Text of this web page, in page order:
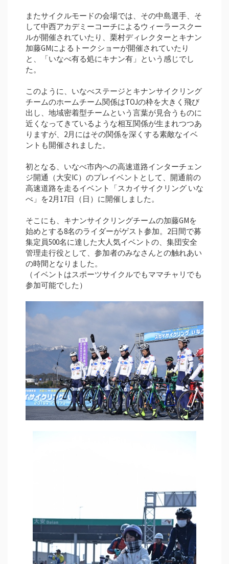
またサイクルモードの会場では、その中島選手、そ
して中西アカデミーコーチによるウィーラースクー
ルが開催されていたり、栗村ディレクターとキナン
加藤GMによるトークショーが開催されていたり
と、「いなべ有る処にキナン有」という感じでし
た。
このように、いなべステージとキナンサイクリング
チームのホームチーム関係はTOJの枠を大きく飛び
出し、地域密着型チームという言葉が見合うものに
近くなってきているような相互関係が生まれつつあ
りますが、2月にはその関係を深くする素敵なイベ
ントも開催されました。
初となる、いなべ市内への高速道路インターチェン
ジ開通（大安IC）のプレイベントとして、開通前の
高速道路を走るイベント「スカイサイクリング いな
べ」を2月17日（日）に開催しました。
そこにも、キナンサイクリングチームの加藤GMを
始めとする8名のライダーがゲスト参加。2日間で募
集定員500名に達した大人気イベントの、集団安全
管理走行役として、参加者のみなさんとの触れあい
の時間となりました。
（イベントはスポーツサイクルでもママチャリでも
参加可能でした）